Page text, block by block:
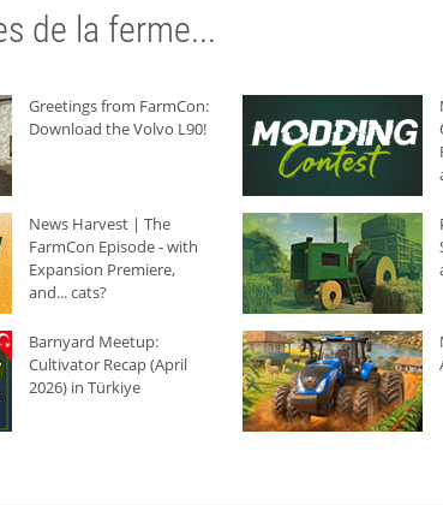
de la ferme...
Greetings from FarmCon:
Download the Volvo L90!
News Harvest | The
FarmCon Episode - with
Expansion Premiere,
and... cats?
Barnyard Meetup:
Cultivator Recap (April
2026) in Türkiye